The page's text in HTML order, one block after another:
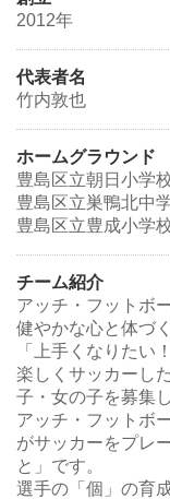
2012年
代表者名
竹内敦也
ホームグラウンド
豊島区立朝日小学
豊島区立巣鴨北中
豊島区立豊成小学
チーム紹介
アッチ・フットボ
健やかな心と体づ
「上手くなりたい
楽しくサッカーし
子・女の子を募集
アッチ・フットボ
がサッカーをプレ
と」です。
選手の「個」の育